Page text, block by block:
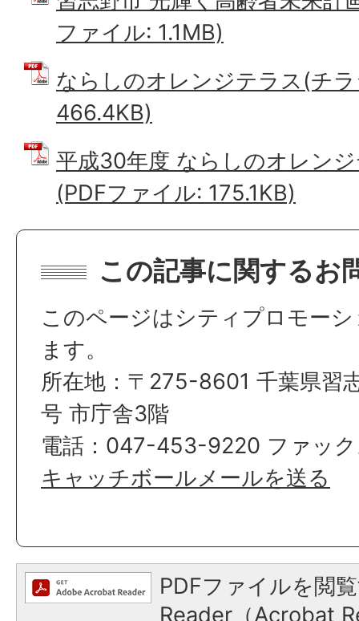
ファイル: 1.1MB)
ならしのオレンジテラス(チ
466.4KB)
平成30年度 ならしのオレン
(PDFファイル: 175.1KB)
この記事に関するお
このページはシティプロモー
ます。
所在地：〒275-8601 千葉県習
号 市庁舎3階
電話：047-453-9220 ファッ
キャッチボールメールを送る
PDFファイルを閲
Reader（Acrobat